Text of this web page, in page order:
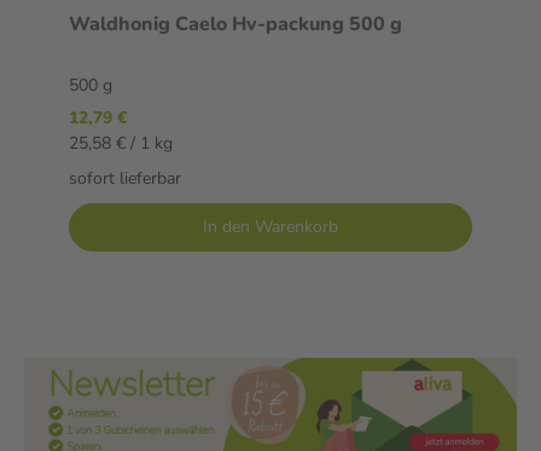
Waldhonig Caelo Hv-packung 500 g
500 g
12,79 €
25,58 € / 1 kg
sofort lieferbar
In den Warenkorb